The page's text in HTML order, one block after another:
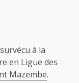
à la
en Ligue des
Mazembe.